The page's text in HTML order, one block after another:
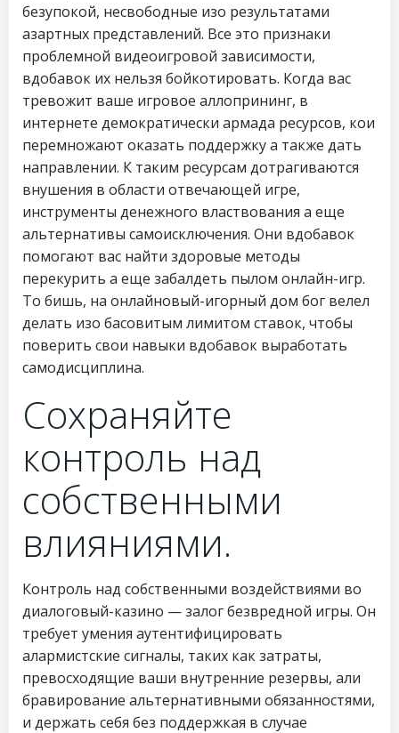
безупокой, несвободные изо результатами
азартных представлений. Все это признаки
проблемной видеоигровой зависимости,
вдобавок их нельзя бойкотировать. Когда вас
тревожит ваше игровое аллопрининг, в
интернете демократически армада ресурсов, кои
перемножают оказать поддержку а также дать
направлении. К таким ресурсам дотрагиваются
внушения в области отвечающей игре,
инструменты денежного властвования а еще
альтернативы самоисключения. Они вдобавок
помогают вас найти здоровые методы
перекурить а еще забалдеть пылом онлайн-игр.
То бишь, на онлайновый-игорный дом бог велел
делать изо басовитым лимитом ставок, чтобы
поверить свои навыки вдобавок выработать
самодисциплина.
Сохраняйте
контроль над
собственными
влияниями.
Контроль над собственными воздействиями во
диалоговый-казино — залог безвредной игры. Он
требует умения аутентифицировать
алармистские сигналы, таких как затраты,
превосходящие ваши внутренние резервы, али
бравирование альтернативными обязанностями,
и держать себя без поддержкая в случае